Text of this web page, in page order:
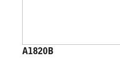
A1820B